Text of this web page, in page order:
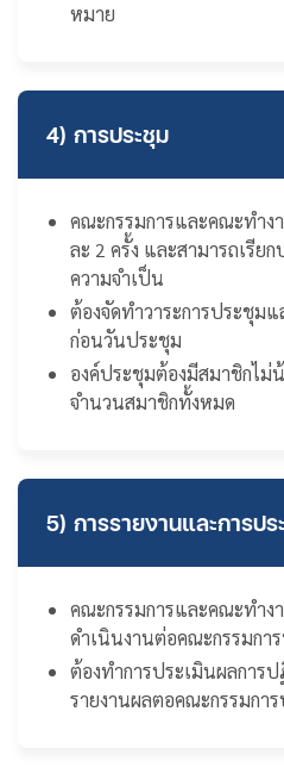
หมาย
4) การประชุม
คณะกรรมการและคณะทำง
ละ 2 ครั้ง และสามารถเรีย
ความจำเป็น
ต้องจัดทำวาระการประชุม
ก่อนวันประชุม
องค์ประชุมต้องมีสมาชิกไม่
จำนวนสมาชิกทั้งหมด
5) การรายงานและการปร
คณะกรรมการและคณะทำง
ดำเนินงานต่อคณะกรรมกา
ต้องทำการประเมินผลการ
รายงานผลตอคณะกรรมกา